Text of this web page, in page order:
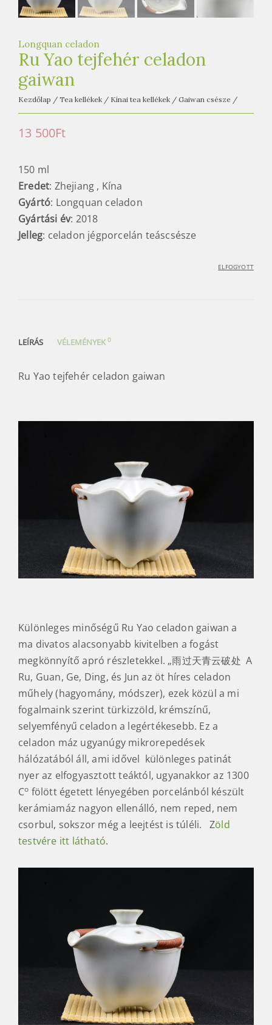
t
e
a
h
á
z
Longquan celadon
Ru Yao tejfehér celadon
gaiwan
Kezdőlap / Tea kellékek / Kínai tea kellékek / Gaiwan csésze /
13 500Ft
150 ml
Eredet: Zhejiang , Kína
Gyártó: Longquan celadon
Gyártási év: 2018
Jelleg: celadon jégporcelán teáscsésze
ELFOGYOTT
LEÍRÁS VÉLEMÉNYEK0
Ru Yao tejfehér celadon gaiwan
Különleges minőségű Ru Yao celadon gaiwan a
ma divatos alacsonyabb kivitelben a fogást
megkönnyítő apró részletekkel. „雨过天青云破处 A
Ru, Guan, Ge, Ding, és Jun az öt híres celadon
műhely (hagyomány, módszer), ezek közül a mi
fogalmaink szerint türkizzöld, krémszínű,
selyemfényű celadon a legértékesebb. Ez a
celadon máz ugyanúgy mikrorepedések
hálózatából áll, ami idővel különleges patinát
nyer az elfogyasztott teáktól, ugyanakkor az 1300
Co fölött égetett lényegében porcelánból készült
kerámiamáz nagyon ellenálló, nem reped, nem
csorbul, sokszor még a leejtést is túléli. Zöld
testvére itt látható.